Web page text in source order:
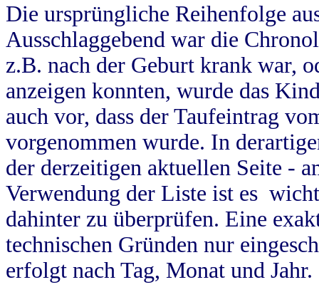
Die ursprüngliche Reihenfolge
Ausschlaggebend war die
z.B. nach der Geburt krank war,
anzeigen konnten, wurde das
auch vor, dass der Taufeintrag
vorgenommen wurde. In
der derzeitigen aktuellen Seite -
Verwendung der Liste ist es
dahinter zu überprüfen. Eine
technischen Gründen nur
erfolgt nach Tag, Monat und Jahr.